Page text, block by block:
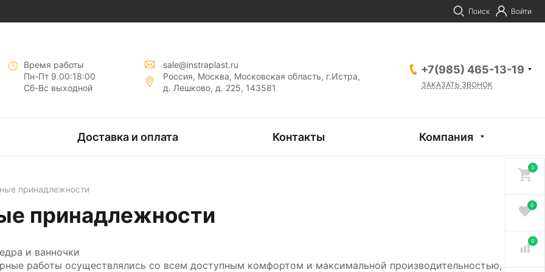
Поиск Войти
Время работы
Пн-Пт 9.00:18:00
Сб-Вс выходной
sale@instraplast.ru
Россия, Москва, Московская область, г.Истра,
д. Лешково, д. 225, 143581
+7(985) 465-13-19
ЗАКАЗАТЬ ЗВОНОК
Доставка и оплата Контакты Компания
принадлежности
принадлежности
и ванночки
работы осуществлялись со всем доступным комфортом и максимальной производительностью,
0
0
0